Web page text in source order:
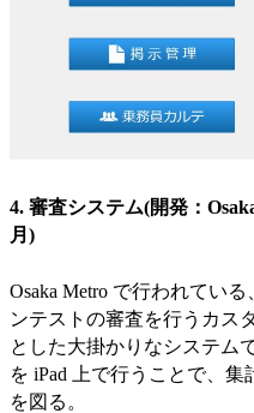
4. 審査システム(開発：
月)
Osaka Metro で行われてい
ンテストの審査を行うカス
とした大掛かりなシステム
を iPad 上で行うことで、
を図る。